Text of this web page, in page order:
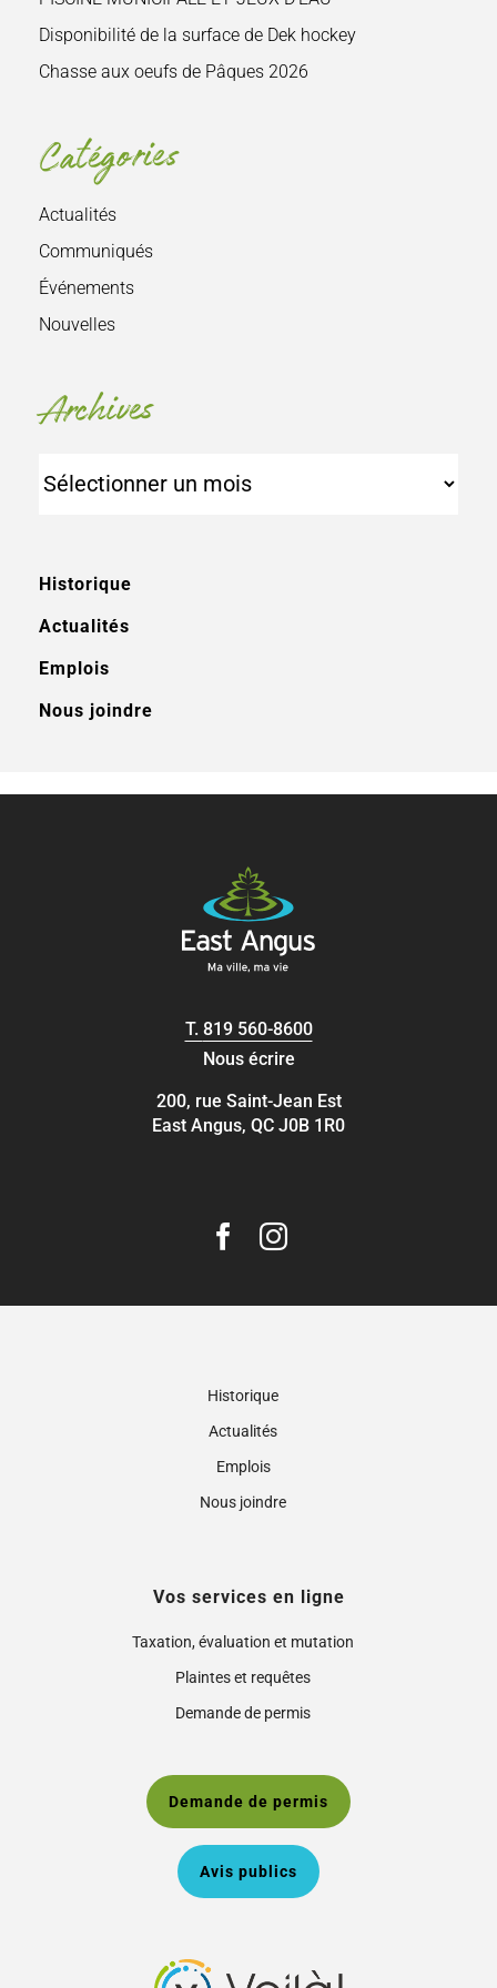
Disponibilité de la surface de Dek hockey
Chasse aux oeufs de Pâques 2026
Catégories
Actualités
Communiqués
Événements
Nouvelles
Archives
Historique
Actualités
Emplois
Nous joindre
T. 819 560-8600
Nous écrire
200, rue Saint-Jean Est
East Angus, QC J0B 1R0
Historique
Actualités
Emplois
Nous joindre
Vos services en ligne
Taxation, évaluation et mutation
Plaintes et requêtes
Demande de permis
Demande de permis
Avis publics